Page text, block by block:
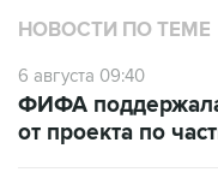
6 августа 09:40
от проекта по
4 августа 01:45